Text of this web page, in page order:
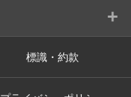
+
標識・約款